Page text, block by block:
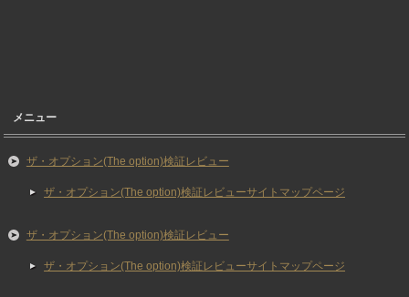
メニュー
ザ・オプション(The option)検証レビュー
ザ・オプション(The option)検証レビューサイトマップページ
ザ・オプション(The option)検証レビュー
ザ・オプション(The option)検証レビューサイトマップページ